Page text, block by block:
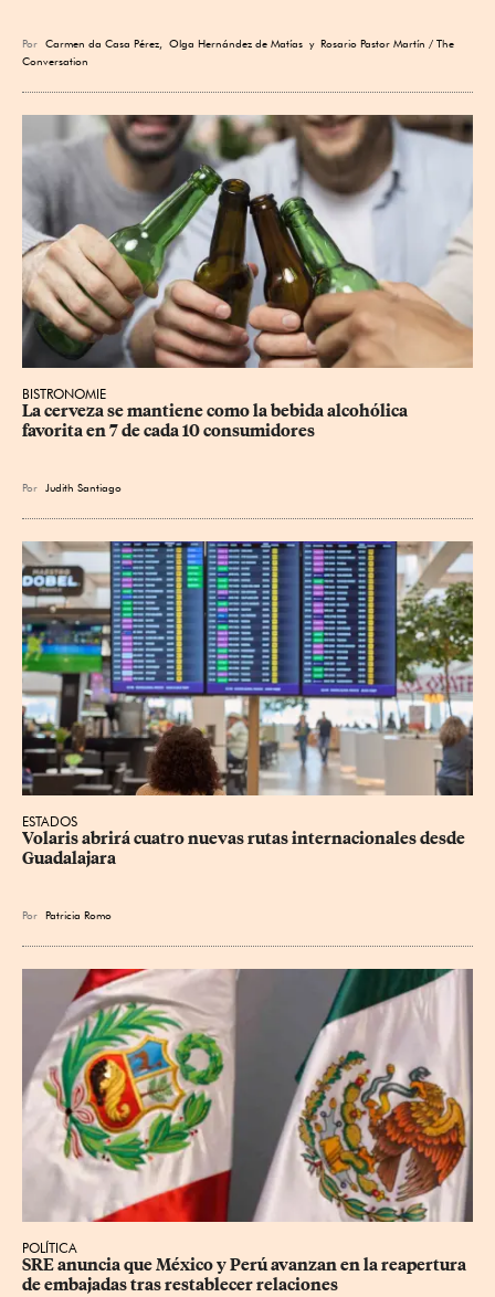
Por Carmen da Casa Pérez Olga Hernández de Matías y Rosario Pastor Martín / The
Conversation
BISTRONOMIE
La cerveza se mantiene como la bebida alcohólica
favorita en 7 de cada 10 consumidores
Por Judith Santiago
ESTADOS
Volaris abrirá cuatro nuevas rutas internacionales desde
Guadalajara
Por Patricia Romo
POLÍTICA
SRE anuncia que México y Perú avanzan en la reapertura
de embajadas tras restablecer relaciones